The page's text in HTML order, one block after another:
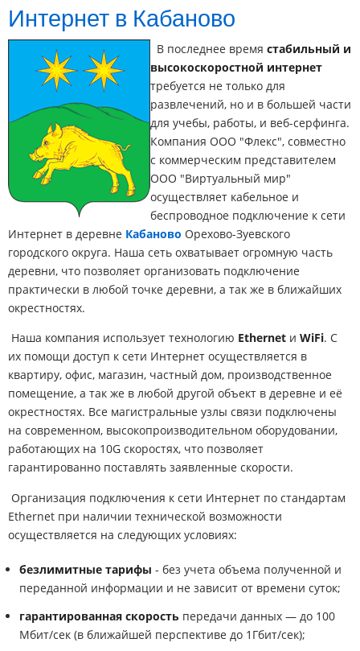
Интернет в Кабаново
В последнее время стабильный и
высокоскоростной интернет
требуется не только для
развлечений, но и в большей части
для учебы, работы, и веб-серфинга.
Компания ООО "Флекс", совместно
с коммерческим представителем
ООО "Виртуальный мир"
осуществляет кабельное и
беспроводное подключение к сети
Интернет в деревне Кабаново Орехово-Зуевского
городского округа. Наша сеть охватывает огромную часть
деревни, что позволяет организовать подключение
практически в любой точке деревни, а так же в ближайших
окрестностях.
Наша компания использует технологию Ethernet и WiFi. С
их помощи доступ к сети Интернет осуществляется в
квартиру, офис, магазин, частный дом, производственное
помещение, а так же в любой другой объект в деревне и её
окрестностях. Все магистральные узлы связи подключены
на современном, высокопроизводительном оборудовании,
работающих на 10G скоростях, что позволяет
гарантированно поставлять заявленные скорости.
Организация подключения к сети Интернет по стандартам
Ethernet при наличии технической возможности
осуществляется на следующих условиях:
безлимитные тарифы - без учета объема полученной и
переданной информации и не зависит от времени суток;
гарантированная скорость передачи данных — до 100
Мбит/сек (в ближайшей перспективе до 1Гбит/сек);